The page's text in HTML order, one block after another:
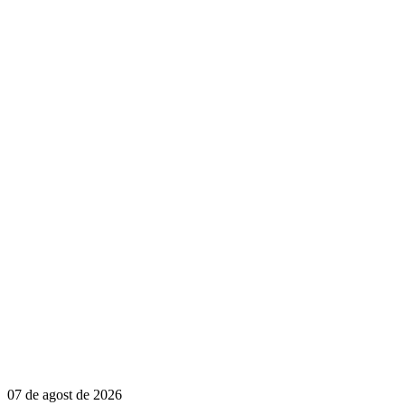
07 de agost de 2026